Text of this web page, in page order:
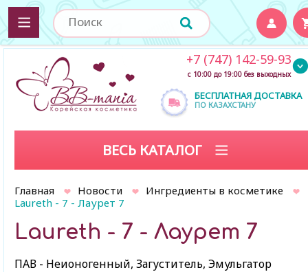
БЕСПЛАТНАЯ ДОСТАВКА
ПО КАЗАХСТАНУ
+7 (747) 142-59-93
с 10:00 до 19:00 без выходных
ВЕСЬ КАТАЛОГ
Главная Новости
Ингредиенты в косметике
Laureth - 7 - Лаурет 7
Laureth - 7 - Лаурет 7
ПАВ - Неионогенный, Загуститель, Эмульгатор